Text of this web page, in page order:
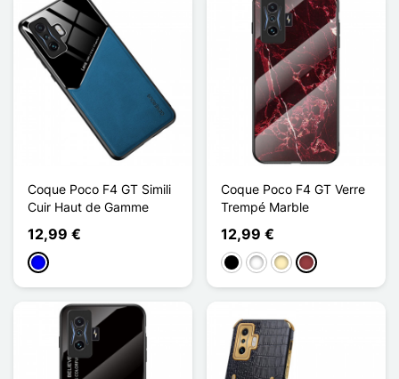
Coque Poco F4 GT Simili
Cuir Haut de Gamme
12,99 €
Azul
Coque Poco F4 GT Verre
Trempé Marble
12,99 €
PretoBrancoOuroVermelho escuro